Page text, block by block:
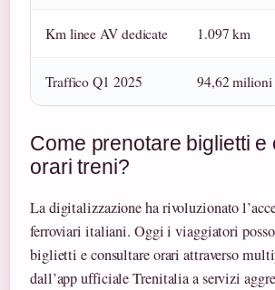
Km linee AV dedicate 1.097 km
Traffico Q1 2025 94,62
Come prenotare biglietti e
orari treni?
La digitalizzazione ha rivoluzionato
ferroviari italiani. Oggi i viaggiatori
biglietti e consultare orari attraverso
dall’app ufficiale Trenitalia a servizi